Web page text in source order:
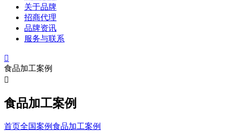
关于品牌
招商代理
品牌资讯
服务与联系

食品加工案例

食品加工案例
首页全国案例食品加工案例